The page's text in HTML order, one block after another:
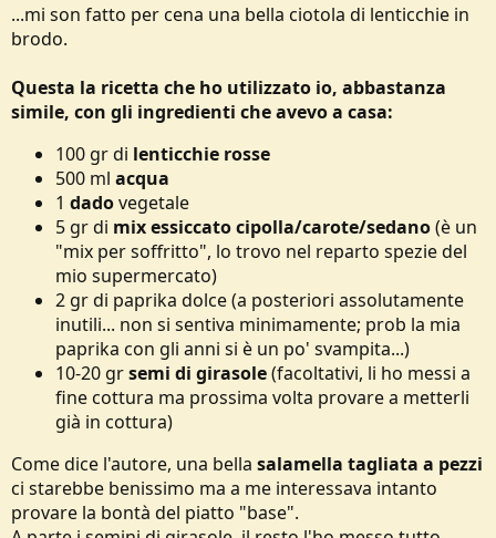
...mi son fatto per cena una bella ciotola di lenticchie in
brodo.
Questa la ricetta che ho utilizzato io, abbastanza
simile, con gli ingredienti che avevo a casa:
100 gr di lenticchie rosse
500 ml acqua
1 dadovegetale
5 gr di mix essiccato cipolla/carote/sedano(è un
"mix per soffritto", lo trovo nel reparto spezie del
mio supermercato)
2 gr di paprika dolce (a posteriori assolutamente
inutili... non si sentiva minimamente; prob la mia
paprika con gli anni si è un po' svampita...)
10-20 grsemi di girasole(facoltativi, li ho messi a
fine cottura ma prossima volta provare a metterli
già in cottura)
Come dice l'autore, una bella salamella tagliata a pezzi
ci starebbe benissimo ma a me interessava intanto
provare la bontà del piatto "base".